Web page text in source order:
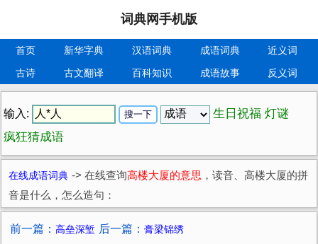
词典网手机版
首页 新华字典 汉语词典 成语词典
近义词
古诗
古文翻译 百科知识 成语故事 反义词
输入: 生日祝福 灯谜
疯狂猜成语
在线成语词典 -> 在线查询高楼大厦的意思 ，读音、高楼大厦的拼
音是什么，怎么造句：
前一篇： 高垒深堑 后一篇： 膏梁锦绣